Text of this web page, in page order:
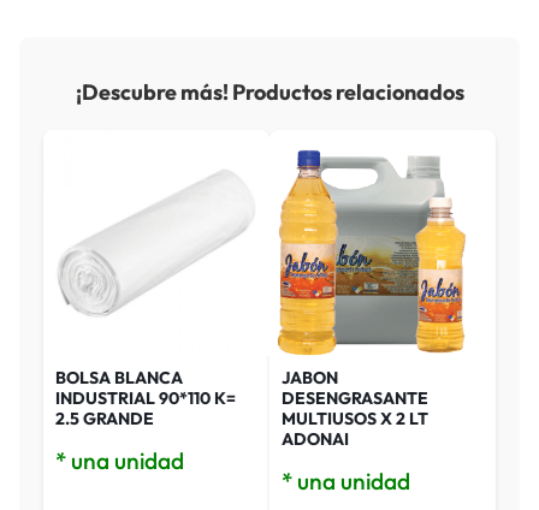
¡Descubre más! Productos relacionados
BOLSA BLANCA
INDUSTRIAL 90*110 K=
2.5 GRANDE
* una unidad
JABON
DESENGRASANTE
MULTIUSOS X 2 LT
ADONAI
* una unidad